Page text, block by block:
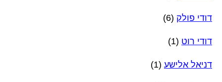
דודי פולק (6)
דודי רוט (1)
דניאל אלישע (1)